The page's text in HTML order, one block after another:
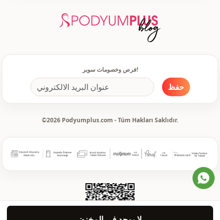
مناسبة خاصة
فرص وخصومات سوبر!
حفظ
©2026 Podyumplus.com - Tüm Hakları Saklıdır.